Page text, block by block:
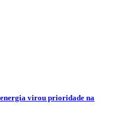
virou prioridade na